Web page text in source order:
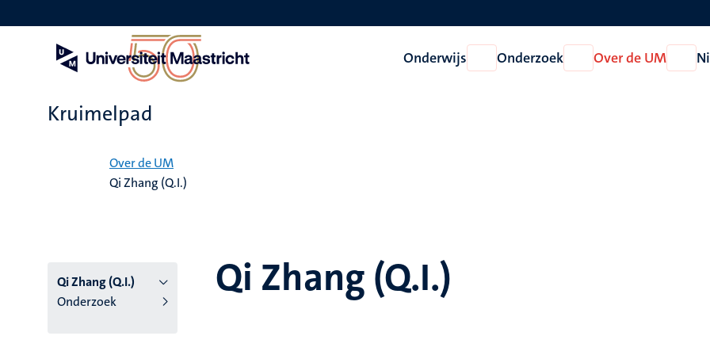
en
Onderwijs
Open
Onderwijs
Onderzoek
Open
Onderzoek
Over de UM
Open
Over
Kruimelpad
Over de UM
Qi Zhang (Q.I.)
Qi Zhang (Q.I.)
Onderzoek
Qi Zhang (Q.I.)